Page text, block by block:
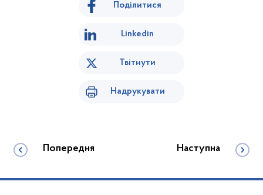
Поділитися
Linkedin
Твітнути
Надрукувати
Попередня Наступна